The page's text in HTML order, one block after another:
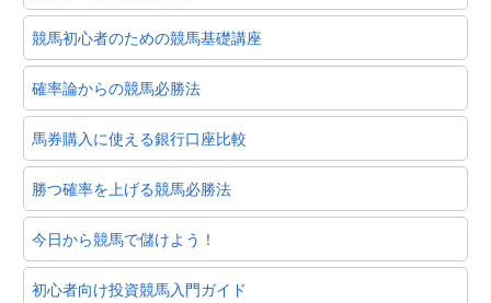
競馬初心者のための競馬基礎講座
確率論からの競馬必勝法
馬券購入に使える銀行口座比較
勝つ確率を上げる競馬必勝法
今日から競馬で儲けよう！
初心者向け投資競馬入門ガイド